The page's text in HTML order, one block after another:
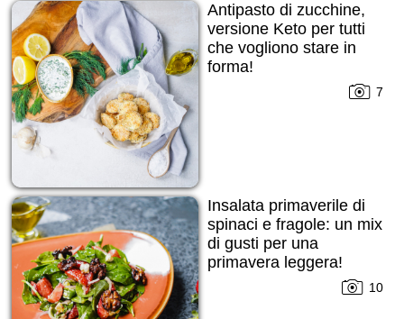
Antipasto di zucchine,
versione Keto per tutti
che vogliono stare in
forma!
7
Insalata primaverile di
spinaci e fragole: un mix
di gusti per una
primavera leggera!
10